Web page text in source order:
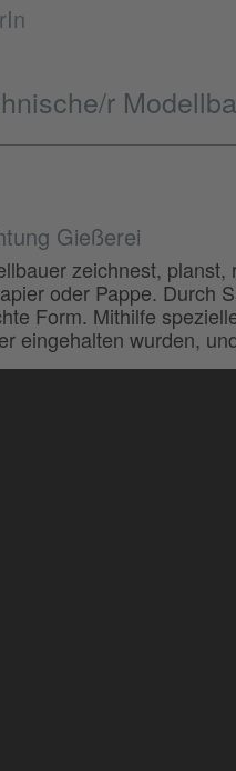
r
Gießerei
zeichnest,
oder Pappe. Durch
Form. Mithilfe
eingehalten wurden,